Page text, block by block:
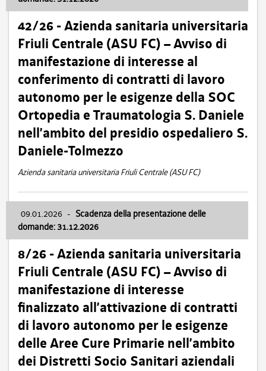
42/26 - Azienda sanitaria universitaria
Friuli Centrale (ASU FC) – Avviso di
manifestazione di interesse al
conferimento di contratti di lavoro
autonomo per le esigenze della SOC
Ortopedia e Traumatologia S. Daniele
nell’ambito del presidio ospedaliero S.
Daniele-Tolmezzo
Azienda sanitaria universitaria Friuli Centrale (ASU FC)
09.01.2026 - Scadenza della presentazione delle
domande: 31.12.2026
8/26 - Azienda sanitaria universitaria
Friuli Centrale (ASU FC) – Avviso di
manifestazione di interesse
finalizzato all’attivazione di contratti
di lavoro autonomo per le esigenze
delle Aree Cure Primarie nell’ambito
dei Distretti Socio Sanitari aziendali